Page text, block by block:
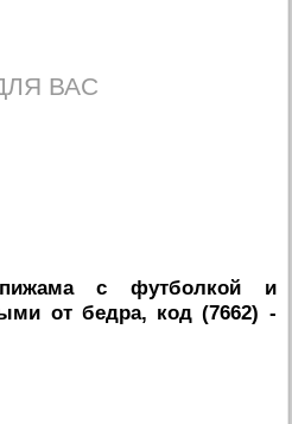
ВАС
с футболкой и
от бедра, код (7662) -